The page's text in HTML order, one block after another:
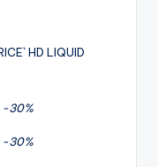
-30%
-30%